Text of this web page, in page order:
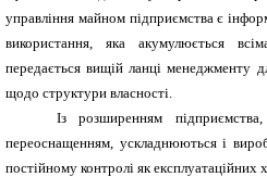
управління майном підприємства є
використання, яка акумулюється
передається вищій ланці менеджменту
щодо структури власності.
Із розширенням
переоснащенням, ускладнюються і
постійному контролі як експлуатаційних